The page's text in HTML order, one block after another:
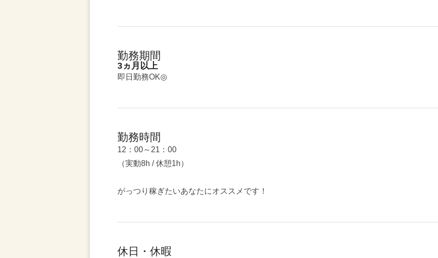
勤務期間
3ヵ月以上
即日勤務OK◎
勤務時間
12：00～21：00
（実動8h / 休憩1h）
がっつり稼ぎたいあなたにオススメです！
休日・休暇